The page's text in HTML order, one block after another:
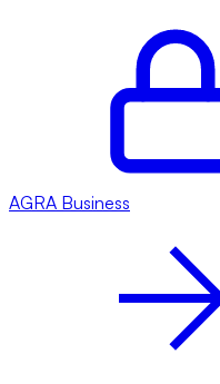
AGRA Business